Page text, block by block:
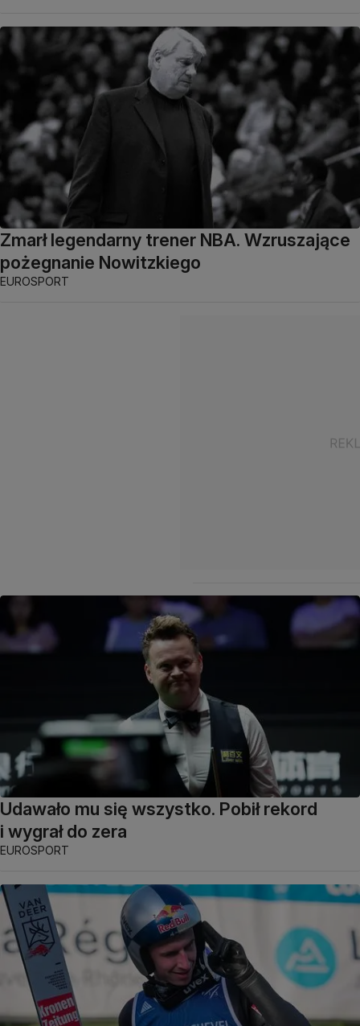
Zmarł legendarny trener NBA. Wzruszające
pożegnanie Nowitzkiego
EUROSPORT
Udawało mu się wszystko. Pobił rekord
i wygrał do zera
EUROSPORT